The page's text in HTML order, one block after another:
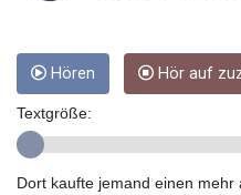
Hören Hör auf
Textgröße:
Dort kaufte jemand einen mehr